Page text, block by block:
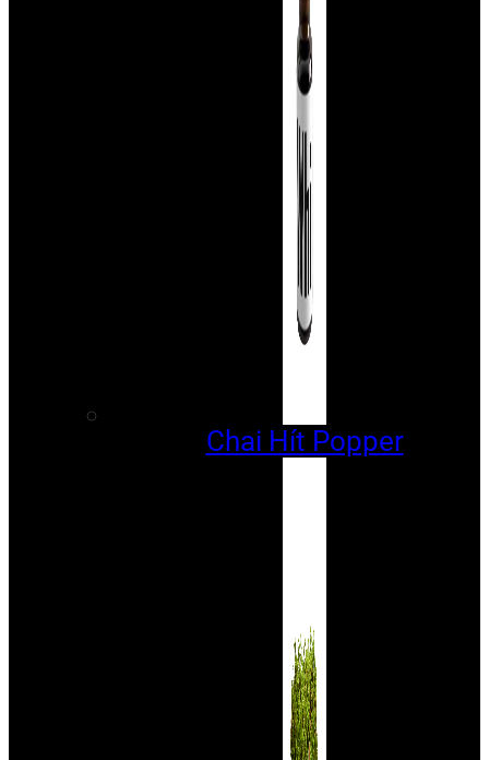
Chai Hít Popper